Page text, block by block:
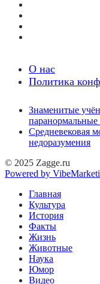
О нас
Политика
Знаменитые
паранормальные
Средневековая
недоразумения
© 2025 Zagge.ru
Powered by
Главная
Культура
История
Факты
Жизнь
Животные
Наука
Юмор
Видео